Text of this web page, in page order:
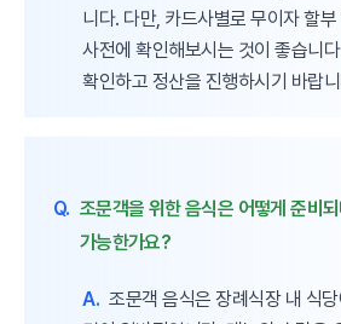
니다. 다만, 카드사별로 무이자 할
사전에 확인해보시는 것이 좋습니
확인하고 정산을 진행하시기 바랍
Q. 조문객을 위한 음식은 어떻게 준비
가능한가요?
A. 조문객 음식은 장례식장 내 식